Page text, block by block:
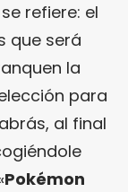
se refiere: el
que será
la
para
al final
Pokémon